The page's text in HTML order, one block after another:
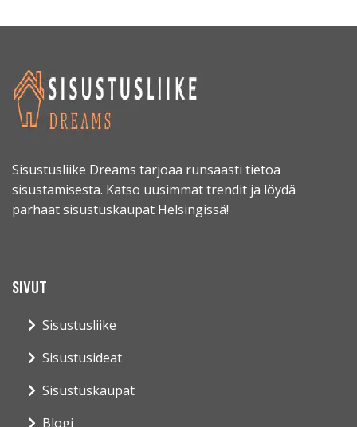
Sisustusliike Dreams tarjoaa runsaasti tietoa
sisustamisesta. Katso uusimmat trendit ja löydä
parhaat sisustuskaupat Helsingissä!
SIVUT
Sisustusliike
Sisustusideat
Sisustuskaupat
Blogi